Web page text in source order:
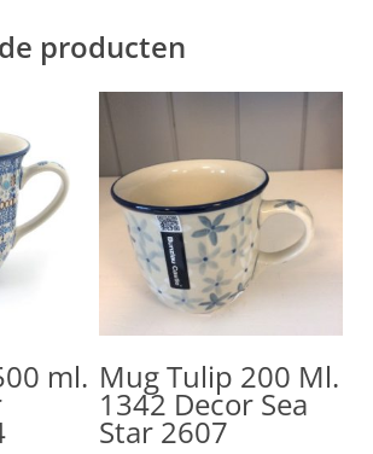
producten
ml. Lees Verder
Mug Tulip 200 Ml.
1342 Decor Sea
Star 2607